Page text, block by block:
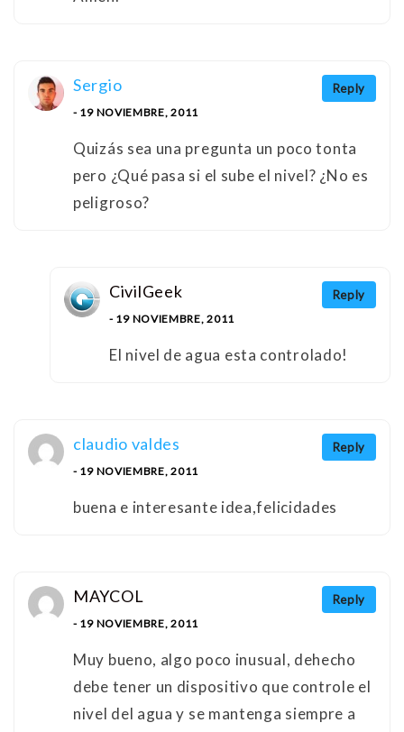
Reply
Sergio
- 19 NOVIEMBRE, 2011
Quizás sea una pregunta un poco tonta
pero ¿Qué pasa si el sube el nivel? ¿No es
peligroso?
Reply
CivilGeek
- 19 NOVIEMBRE, 2011
El nivel de agua esta controlado!
Reply
claudio valdes
- 19 NOVIEMBRE, 2011
buena e interesante idea,felicidades
Reply
MAYCOL
- 19 NOVIEMBRE, 2011
Muy bueno, algo poco inusual, dehecho
debe tener un dispositivo que controle el
nivel del agua y se mantenga siempre a